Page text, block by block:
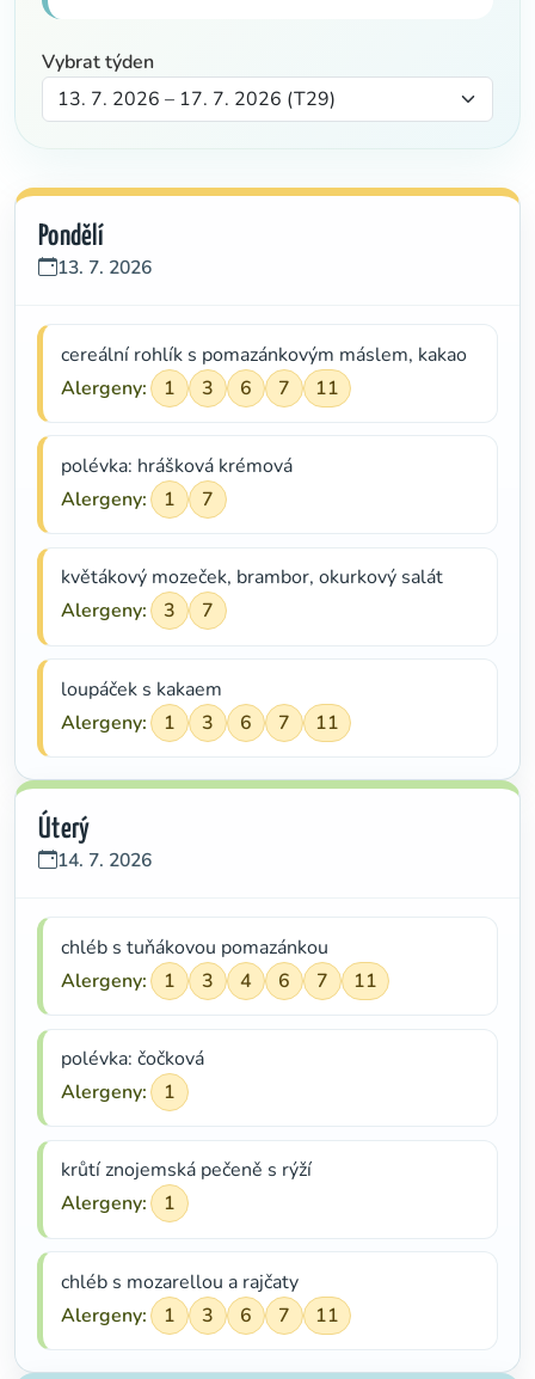
Vybrat týden
Pondělí
13. 7. 2026
cereální rohlík s pomazánkovým máslem, kakao
Alergeny:
1 3 6 7 11
polévka: hrášková krémová
Alergeny:
1 7
květákový mozeček, brambor, okurkový salát
Alergeny:
3 7
loupáček s kakaem
Alergeny:
1 3 6 7 11
Úterý
14. 7. 2026
chléb s tuňákovou pomazánkou
Alergeny:
1 3 4 6 7 11
polévka: čočková
Alergeny:
1
krůtí znojemská pečeně s rýží
Alergeny:
1
chléb s mozarellou a rajčaty
Alergeny:
1 3 6 7 11